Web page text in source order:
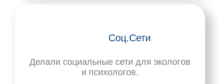
Соц.Сети
Делали социальные сети для экологов
и психологов.